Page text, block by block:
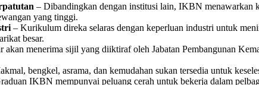
– Dibandingkan dengan institusi lain, IKBN menawarkan
yang tinggi.
– Kurikulum direka selaras dengan keperluan industri untuk
besar.
akan menerima sijil yang diiktiraf oleh Jabatan Pembangunan
bengkel, asrama, dan kemudahan sukan tersedia untuk
IKBN mempunyai peluang cerah untuk bekerja dalam